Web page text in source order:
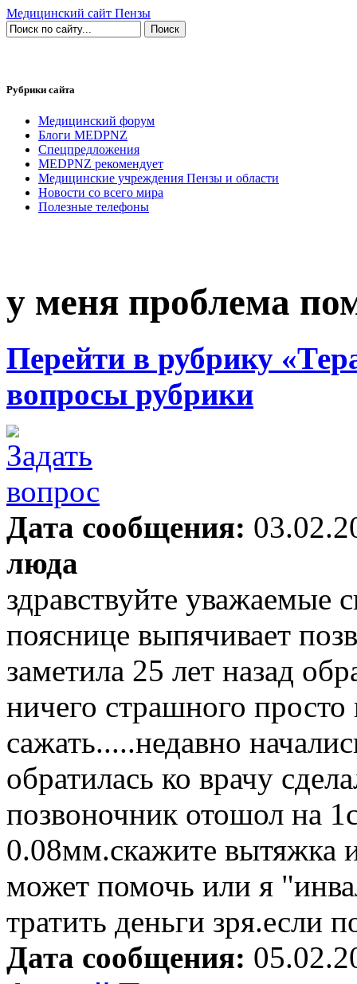
Медицинский сайт Пензы
Рубрики сайта
Медицинский форум
Блоги MEDPNZ
Спецпредложения
MEDPNZ рекомендует
Медицинские учреждения Пензы и области
Новости со всего мира
Полезные телефоны
у меня проблема
Перейти в рубрику
вопросы рубрики
Дата сообщения:
люда
здравствуйте уважаемые
пояснице выпячивает
заметила 25 лет назад
ничего страшного просто
сажать.....недавно
обратилась ко врачу
позвоночник отошол на
0.08мм.скажите вытяжка
может помочь или я
тратить деньги зря.если
Дата сообщения: